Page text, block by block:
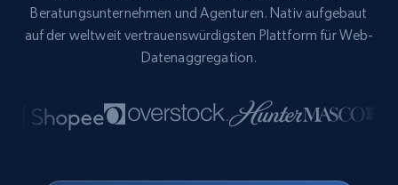
Beratungsunternehmen und Agenturen. Nativ aufgebaut
auf der weltweit vertrauenswürdigsten Plattform für Web-
Datenaggregation.